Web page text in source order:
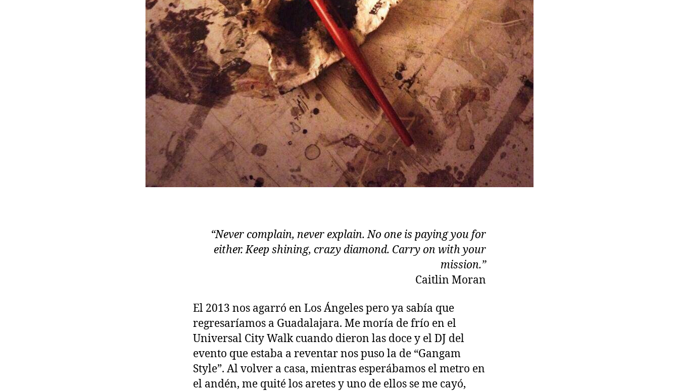
“Never complain, never explain. No one is paying you for
either. Keep shining, crazy diamond. Carry on with your
mission.”
Caitlin Moran
El 2013 nos agarró en Los Ángeles pero ya sabía que
regresaríamos a Guadalajara. Me moría de frío en el
Universal City Walk cuando dieron las doce y el DJ del
evento que estaba a reventar nos puso la de “Gangam
Style”. Al volver a casa, mientras esperábamos el metro en
el andén, me quité los aretes y uno de ellos se me cayó,